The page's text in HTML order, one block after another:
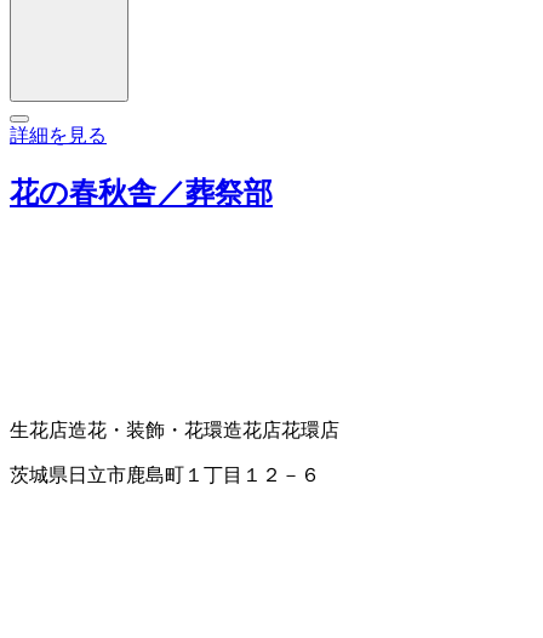
詳細を見る
花の春秋舎／葬祭部
生花店造花・装飾・花環造花店花環店
茨城県日立市鹿島町１丁目１２－６